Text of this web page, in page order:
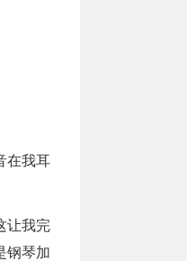
在我耳
让我完
钢琴加